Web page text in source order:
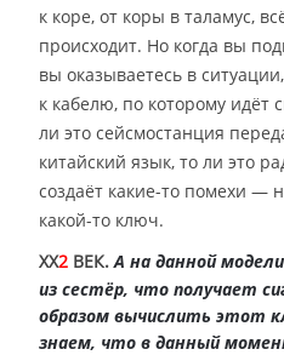
к коре, от коры в таламус,
происходит. Но когда вы
вы оказываетесь в
к кабелю, по которому идёт
ли это сейсмостанция
китайский язык, то ли это
создаёт какие-то помехи —
какой-то ключ.
XX2 ВЕК. А на данной
из сестёр, что получает
образом вычислить этот
знаем, что в данный